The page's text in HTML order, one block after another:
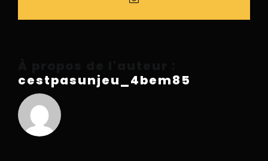
cestpasunjeu_4bem85